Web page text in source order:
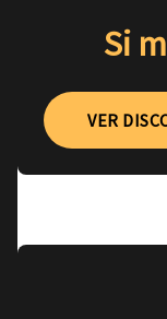
Si
VER